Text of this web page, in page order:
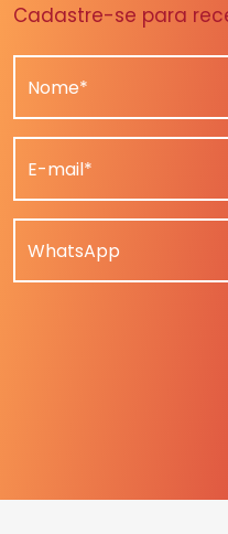
Cadastre-se para
Nome*
E-mail*
WhatsApp